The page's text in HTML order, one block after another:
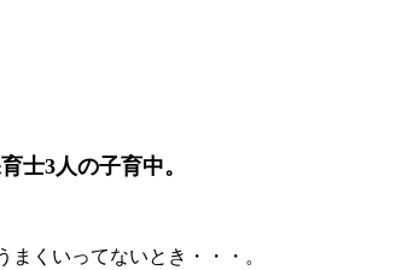
士3人の子育中。
くいってないとき・・・。